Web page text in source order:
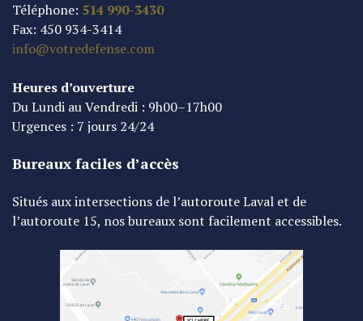
Téléphone: 514 990-3430
Fax: 450 934-3414
info@votredefense.com
Heures d’ouverture
Du Lundi au Vendredi : 9h00–17h00
Urgences : 7 jours 24/24
Bureaux faciles d’accès
Situés aux intersections de l’autoroute Laval et de
l’autoroute 15, nos bureaux sont facilement accessibles.